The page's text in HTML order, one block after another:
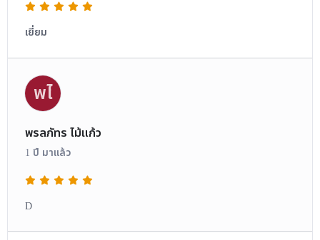
เยี่ยม
พไ
พรลภัทร ไม้แก้ว
1 ปี มาแล้ว
D